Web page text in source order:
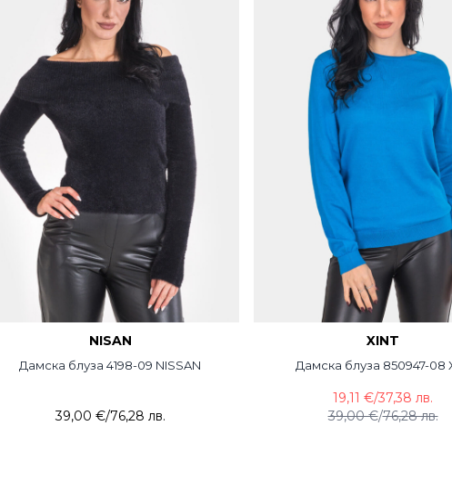
NISAN
Дамска блуза 4198-09 NISSAN
39,00 €/76,28 лв.
XINT
Дамска блуза 850947-08
39,00 €/76,28 лв.
19,11 €/37,38 лв.